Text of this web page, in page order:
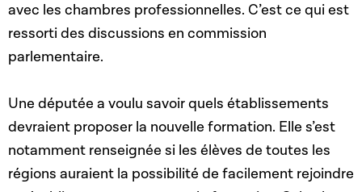
avec les chambres professionnelles. C’est ce qui est
ressorti des discussions en commission
parlementaire.
Une députée a voulu savoir quels établissements
devraient proposer la nouvelle formation. Elle s’est
notamment renseignée si les élèves de toutes les
régions auraient la possibilité de facilement rejoindre